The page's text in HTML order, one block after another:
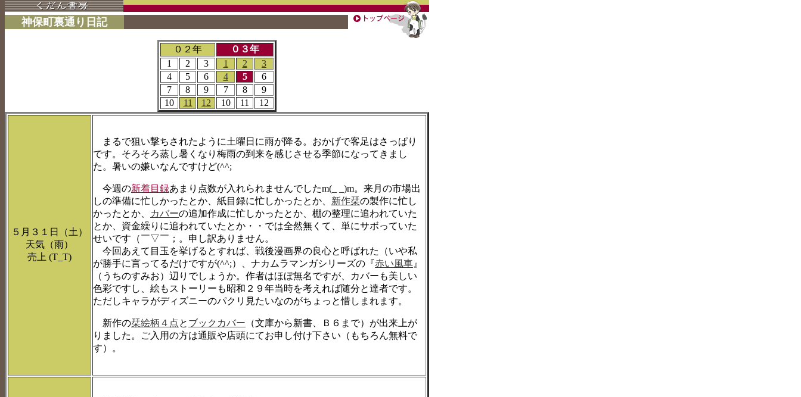
神保町裏通り日記
０２年
０３年
1
2 3 1 2
3
4
5 6 4 5
6
7
8 9 7 8
9
10
11 12 10 11 12
５月３１日（土）
天気（雨）
売上 (T_T)
まるで狙い撃ちされたように土曜日に雨が降る。おかげで客足はさっぱり
です。そろそろ蒸し暑くなり梅雨の到来を感じさせる季節になってきまし
た。暑いの嫌いなんですけど(^^;
今週の新着目録あまり点数が入れられませんでしたm(_ _)m。来月の市場出
しの準備に忙しかったとか、紙目録に忙しかったとか、 新作栞の製作に忙し
かったとか、
カバーの追加作成に忙しかったとか、棚の整理に追われていた
とか、資金繰りに追われていたとか・・では全然無くて、単にサボっていた
せいです（￣▽￣；。申し訳ありません。
今回あえて目玉を挙げるとすれば、戦後漫画界の良心と呼ばれた（いや私
が勝手に言ってるだけですが(^^;）、ナカムラマンガシリーズの『赤い風車 』
（うちのすみお）辺りでしょうか。作者はほぼ無名ですが、カバーも美しい
色彩ですし、絵もストーリーも昭和２９年当時を考えれば随分と達者です。
ただしキャラがディズニーのパクリ見たいなのがちょっと惜しまれます。
新作の栞絵柄４点と ブックカバー （文庫から新書、Ｂ６まで）が出来上が
りました。ご入用の方は通販や店頭にてお申し付け下さい（もちろん無料で
す）。